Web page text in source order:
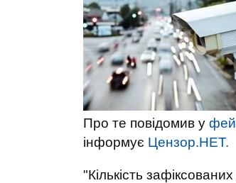
Про те повідомив у
інформує Цензор.НЕТ.
"Кількість